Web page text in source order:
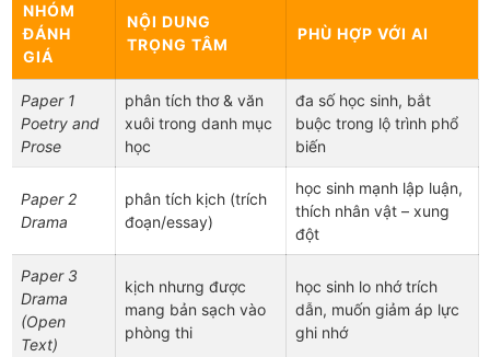
NHÓM
ĐÁNH
GIÁ
NỘI DUNG
TRỌNG TÂM
PHÙ HỢP VỚI AI
Paper 1
Poetry and
Prose
phân tích thơ & văn
xuôi trong danh mục
học
đa số học sinh, bắt
buộc trong lộ trình phổ
biến
Paper 2
Drama
phân tích kịch (trích
đoạn/essay)
học sinh mạnh lập luận,
thích nhân vật – xung
đột
Paper 3
Drama
(Open
Text)
kịch nhưng được
mang bản sạch vào
phòng thi
học sinh lo nhớ trích
dẫn, muốn giảm áp lực
ghi nhớ